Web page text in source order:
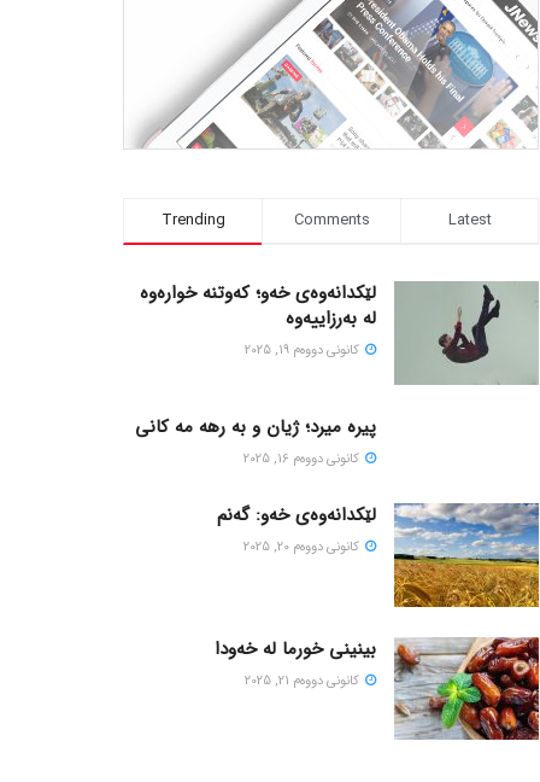
Trending Comments Latest
لێکدانەوەی خەو؛ کەوتنە خوارەوە
لە بەرزاییەوە
كانونی دووه‌م 19, 2025
پیره میرد؛ ژیان و به رهه مه کانی
كانونی دووه‌م 16, 2025
لێکدانەوەی خەو: گەنم
كانونی دووه‌م 20, 2025
بینینی خورما لە خەودا
كانونی دووه‌م 21, 2025